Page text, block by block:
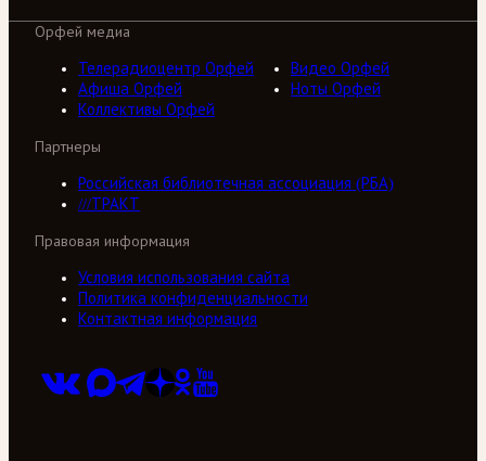
Орфей медиа
Телерадиоцентр Орфей
Видео Орфей
Афиша Орфей
Ноты Орфей
Коллективы Орфей
Партнеры
Российская библиотечная ассоциация (РБА)
///ТРАКТ
Правовая информация
Условия использования сайта
Политика конфиденциальности
Контактная информация